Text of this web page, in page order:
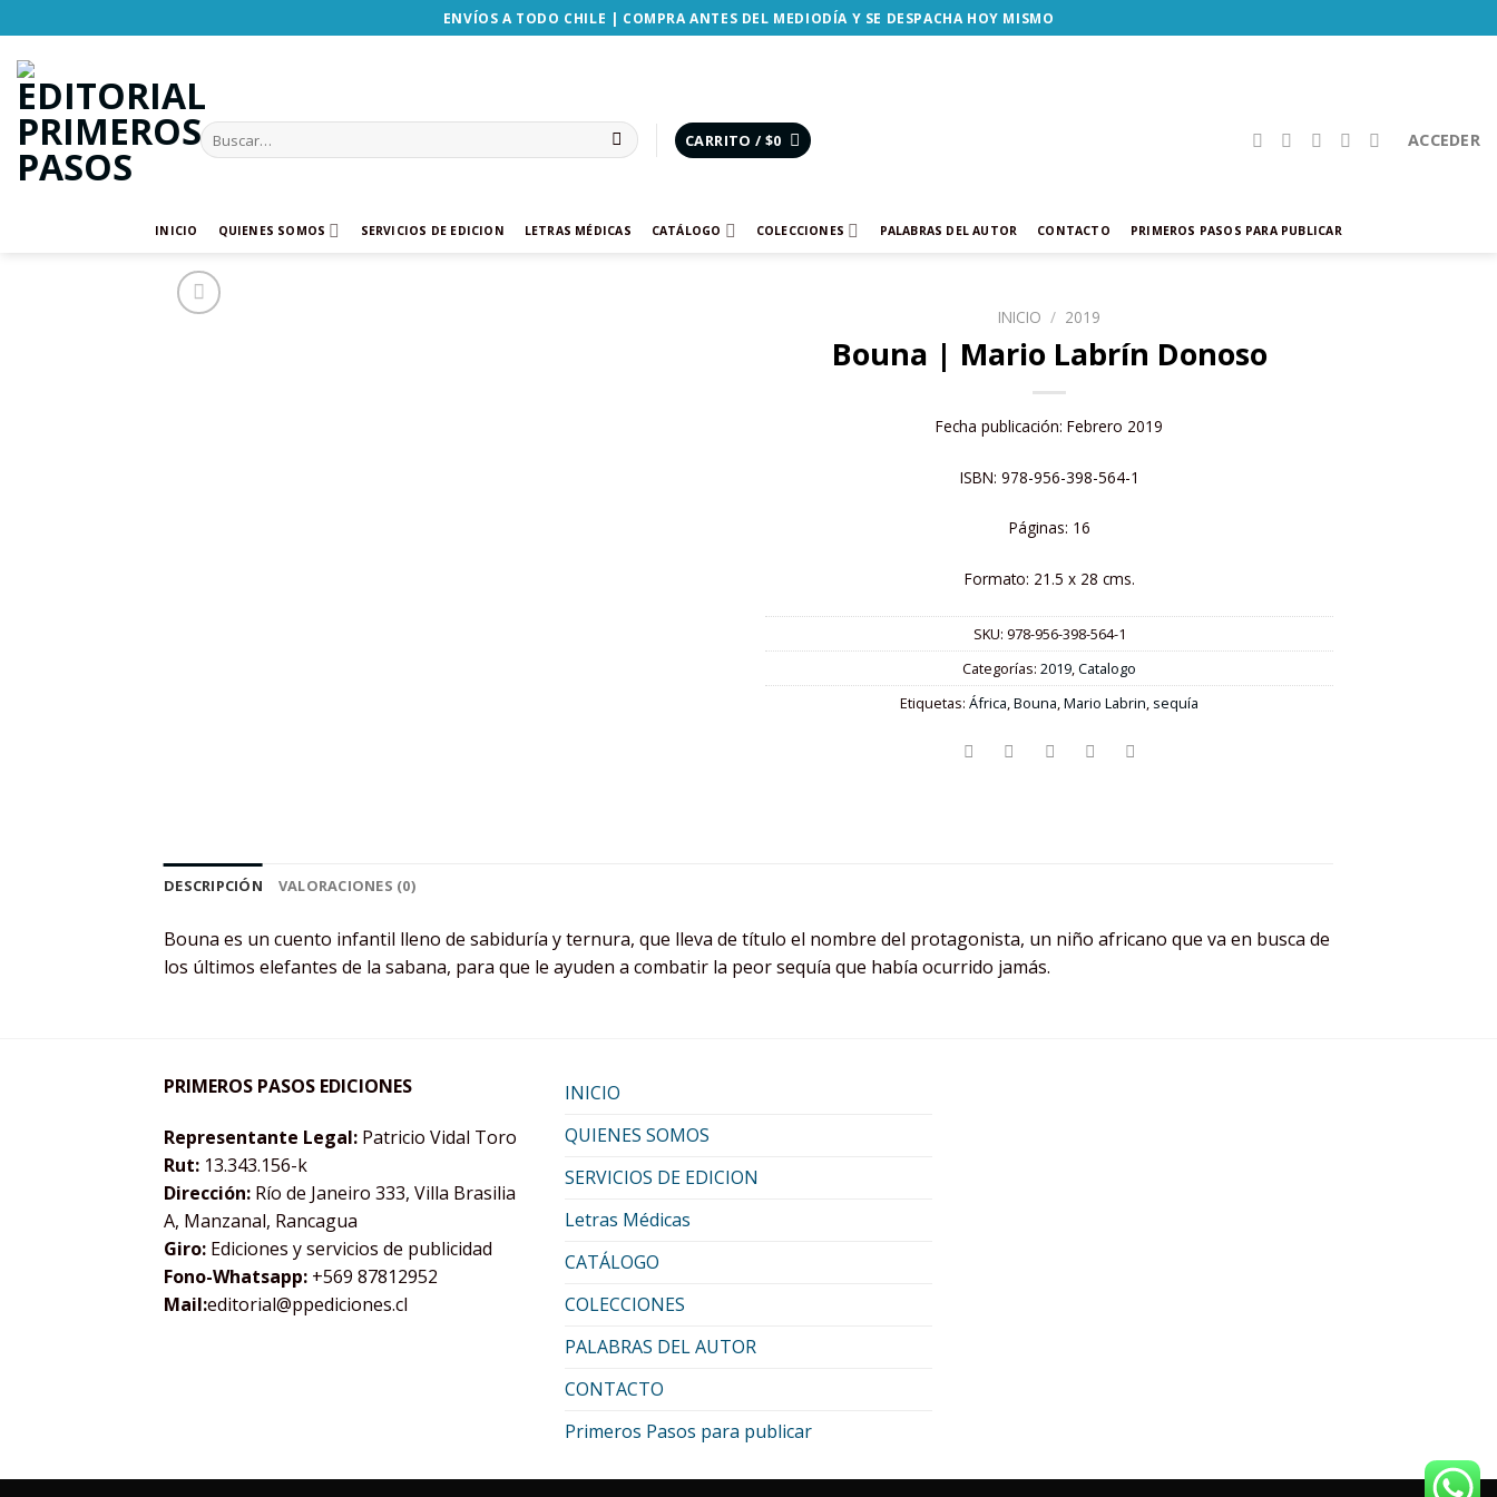
to
content
ENVÍOS A TODO CHILE | COMPRA ANTES DEL MEDIODÍA Y SE DESPACHA HOY MISMO
Buscar
por:
CARRITO / $0 ACCEDER
INICIO QUIENES SOMOS SERVICIOS DE EDICION LETRAS MÉDICAS CATÁLOGO COLECCIONES PALABRAS DEL AUTOR CONTACTO PRIMEROS PASOS PARA PUBLICAR
INICIO / 2019
Bouna | Mario Labrín Donoso
Fecha publicación: Febrero 2019
ISBN: 978-956-398-564-1
Páginas: 16
Formato: 21.5 x 28 cms.
SKU: 978-956-398-564-1
Categorías: 2019,Catalogo
Etiquetas: África,Bouna,Mario Labrin, sequía
DESCRIPCIÓN VALORACIONES (0)
Bouna es un cuento infantil lleno de sabiduría y ternura, que lleva de título el nombre del protagonista, un niño africano que va en busca de
los últimos elefantes de la sabana, para que le ayuden a combatir la peor sequía que había ocurrido jamás.
PRIMEROS PASOS EDICIONES
Representante Legal: Patricio Vidal Toro
Rut: 13.343.156-k
Dirección: Río de Janeiro 333, Villa Brasilia
A, Manzanal, Rancagua
Giro: Ediciones y servicios de publicidad
Fono-Whatsapp: +569 87812952
Mail:editorial@ppediciones.cl
INICIO
QUIENES SOMOS
SERVICIOS DE EDICION
Letras Médicas
CATÁLOGO
COLECCIONES
PALABRAS DEL AUTOR
CONTACTO
Primeros Pasos para publicar